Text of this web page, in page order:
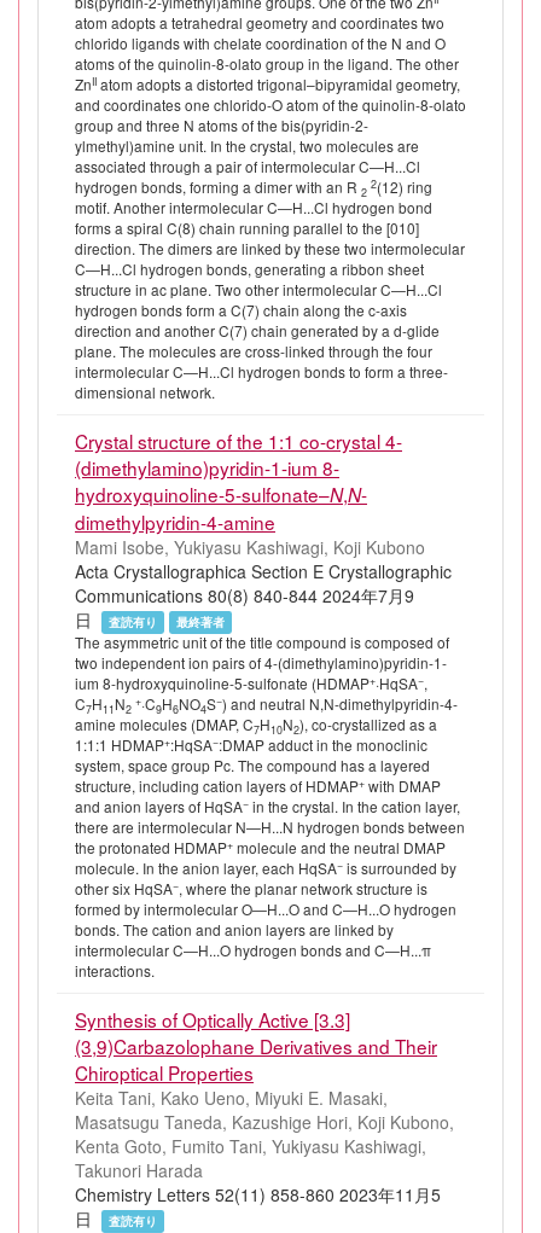
atom adopts a tetrahedral geometry and coordinates two
chlorido ligands with chelate coordination of the N and O
atoms of the quinolin-8-olato group in the ligand. The other
ZnII atom adopts a distorted trigonal–bipyramidal geometry,
and coordinates one chlorido-O atom of the quinolin-8-olato
group and three N atoms of the bis(pyridin-2-
ylmethyl)amine unit. In the crystal, two molecules are
associated through a pair of intermolecular C—H...Cl
hydrogen bonds, forming a dimer with an R 2
2(12) ring
motif. Another intermolecular C—H...Cl hydrogen bond
forms a spiral C(8) chain running parallel to the [010]
direction. The dimers are linked by these two intermolecular
C—H...Cl hydrogen bonds, generating a ribbon sheet
structure in ac plane. Two other intermolecular C—H...Cl
hydrogen bonds form a C(7) chain along the c-axis
direction and another C(7) chain generated by a d-glide
plane. The molecules are cross-linked through the four
intermolecular C—H...Cl hydrogen bonds to form a three-
dimensional network.
Crystal structure of the 1:1 co-crystal 4-
(dimethylamino)pyridin-1-ium 8-
hydroxyquinoline-5-sulfonate–N,N-
dimethylpyridin-4-amine
Mami Isobe, Yukiyasu Kashiwagi, Koji Kubono
Acta Crystallographica Section E Crystallographic
Communications 80(8) 840-844 2024年7月9
日
査読有り 最終著者
The asymmetric unit of the title compound is composed of
two independent ion pairs of 4-(dimethylamino)pyridin-1-
ium 8-hydroxyquinoline-5-sulfonate (HDMAP+·HqSA−,
C7H11 N2
+·C9H6NO4S−) and neutral N,N-dimethylpyridin-4-
amine molecules (DMAP, C7H10N2), co-crystallized as a
1:1:1 HDMAP+:HqSA−:DMAP adduct in the monoclinic
system, space group Pc. The compound has a layered
structure, including cation layers of HDMAP+ with DMAP
and anion layers of HqSA− in the crystal. In the cation layer,
there are intermolecular N—H...N hydrogen bonds between
the protonated HDMAP+ molecule and the neutral DMAP
molecule. In the anion layer, each HqSA− is surrounded by
other six HqSA−, where the planar network structure is
formed by intermolecular O—H...O and C—H...O hydrogen
bonds. The cation and anion layers are linked by
intermolecular C—H...O hydrogen bonds and C—H...π
interactions.
Synthesis of Optically Active [3.3]
(3,9)Carbazolophane Derivatives and Their
Chiroptical Properties
Keita Tani, Kako Ueno, Miyuki E. Masaki,
Masatsugu Taneda, Kazushige Hori, Koji Kubono,
Kenta Goto, Fumito Tani, Yukiyasu Kashiwagi,
Takunori Harada
Chemistry Letters 52(11) 858-860 2023年11月5
日
査読有り